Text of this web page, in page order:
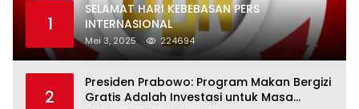
1
SELAMAT HARI KEBEBASAN PERS
INTERNASIONAL
Mei 3, 2025 224694
2
Presiden Prabowo: Program Makan Bergizi
Gratis Adalah Investasi untuk Masa